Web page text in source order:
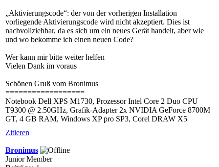
„Aktivierungscode“: der von der vorherigen Installation
vorliegende Aktivierungscode wird nicht akzeptiert. Dies ist
nachvollziehbar, da es sich um ein neues Gerät handelt, aber wie
und wo bekomme ich einen neuen Code?
Wer kann mir bitte weiter helfen
Vielen Dank im voraus
Schönen Gruß vom Bronimus
==================
Notebook Dell XPS M1730, Prozessor Intel Core 2 Duo CPU
T9300 @ 2.50GHz, Grafik-Adapter 2x NVIDIA GeForce 8700M
GT, 4 GB RAM, Windows XP pro SP3, Corel DRAW X5
Zitieren
Bronimus
Junior Member